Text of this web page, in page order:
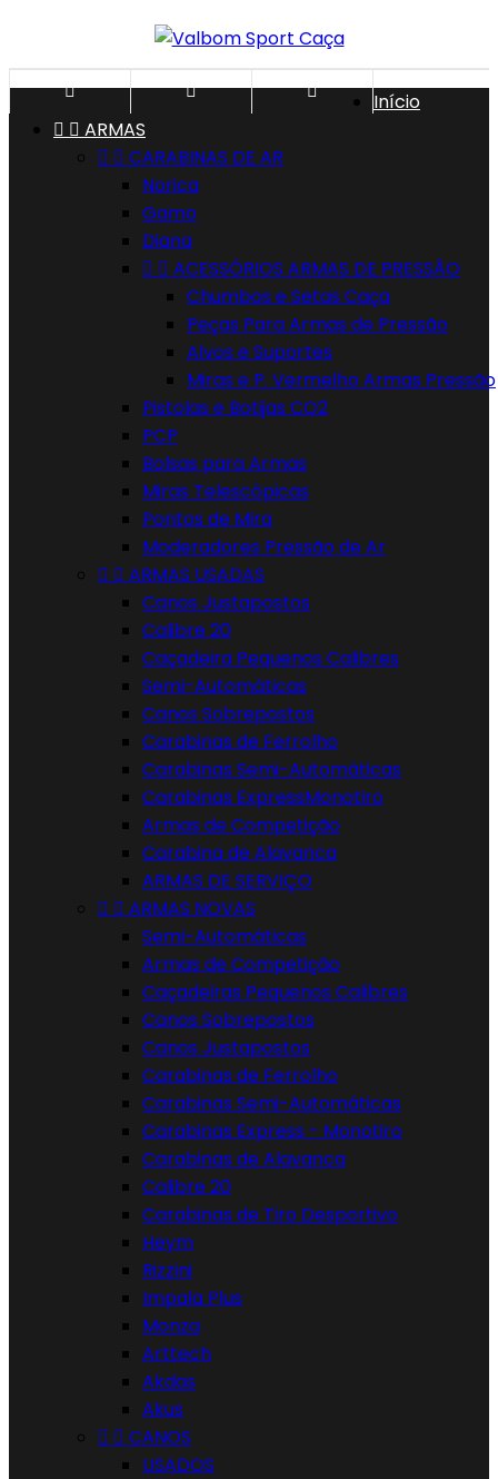
  
Início
  ARMAS
  CARABINAS DE AR
Norica
Gamo
Diana
  ACESSÓRIOS ARMAS DE PRESSÃO
Chumbos e Setas Caça
Peças Para Armas de Pressão
Alvos e Suportes
Miras e P. Vermelho Armas Pressão
Pistolas e Botijas CO2
PCP
Bolsas para Armas
Miras Telescópicas
Pontos de Mira
Moderadores Pressão de Ar
  ARMAS USADAS
Canos Justapostos
Calibre 20
Caçadeira Pequenos Calibres
Semi-Automáticas
Canos Sobrepostos
Carabinas de Ferrolho
Carabinas Semi-Automáticas
Carabinas ExpressMonotiro
Armas de Competição
Carabina de Alavanca
ARMAS DE SERVIÇO
  ARMAS NOVAS
Semi-Automáticas
Armas de Competição
Caçadeiras Pequenos Calibres
Canos Sobrepostos
Canos Justapostos
Carabinas de Ferrolho
Carabinas Semi-Automáticas
Carabinas Express - Monotiro
Carabinas de Alavanca
Calibre 20
Carabinas de Tiro Desportivo
Heym
Rizzini
Impala Plus
Monza
Arttech
Akdas
Akus
  CANOS
USADOS